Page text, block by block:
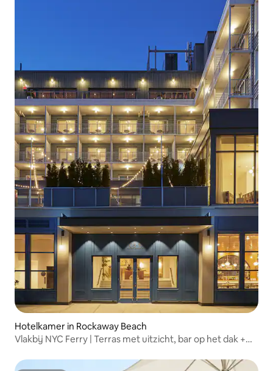
Hotelkamer in Rockaway Beach
Vlakbij NYC Ferry | Terras met uitzicht, bar op het dak +